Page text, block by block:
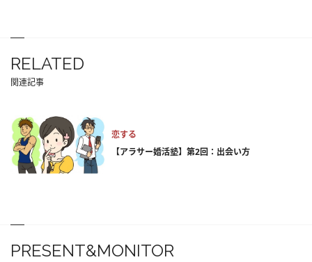
RELATED
関連記事
恋する
【アラサー婚活塾】第2回：出会い方
PRESENT&MONITOR